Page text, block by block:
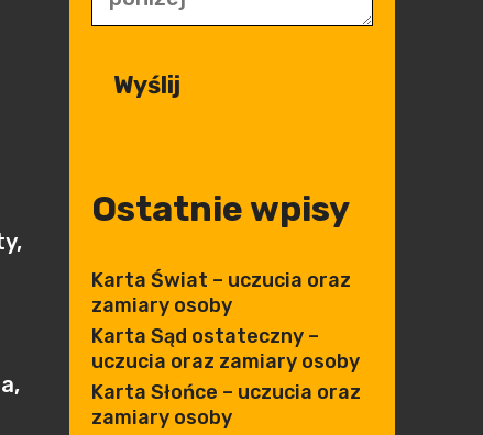
Ostatnie wpisy
Karta Świat – uczucia oraz
zamiary osoby
Karta Sąd ostateczny –
uczucia oraz zamiary osoby
Karta Słońce – uczucia oraz
zamiary osoby